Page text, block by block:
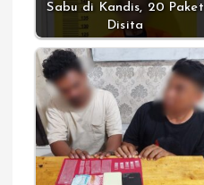
Sabu di Kandis, 20 Paket
Disita